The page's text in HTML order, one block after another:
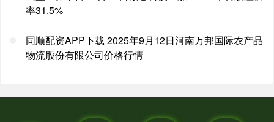
率31.5%
同顺配资APP下载 2025年9月12日河南万邦国际农产品
物流股份有限公司价格行情